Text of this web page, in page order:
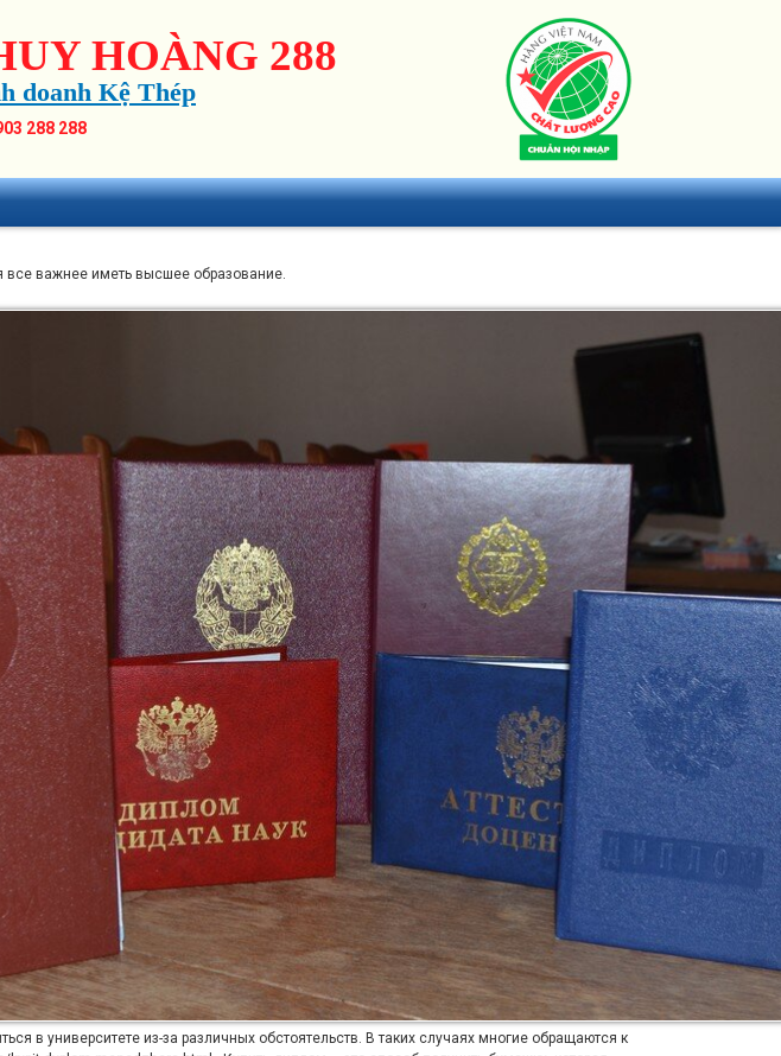
HOÀNG 288
doanh Kệ Thép
288 288
важнее иметь высшее образование.
в университете из-за различных обстоятельств. В таких случаях многие обращаются к